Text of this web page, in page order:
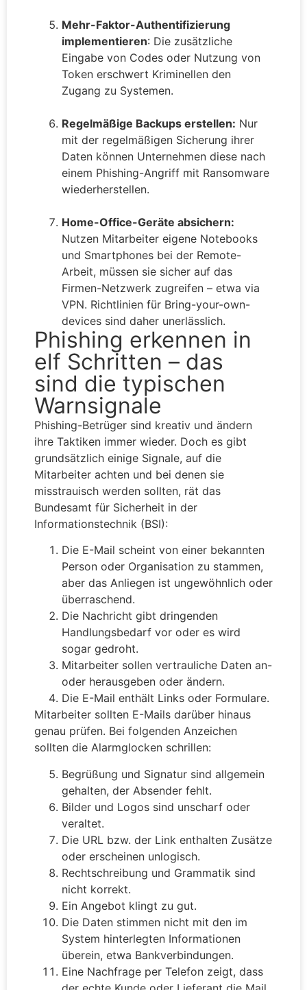
Mehr-Faktor-Authentifizierung
implementieren: Die zusätzliche
Eingabe von Codes oder Nutzung von
Token erschwert Kriminellen den
Zugang zu Systemen.
Regelmäßige Backups erstellen: Nur
mit der regelmäßigen Sicherung ihrer
Daten können Unternehmen diese nach
einem Phishing-Angriff mit Ransomware
wiederherstellen.
Home-Office-Geräte absichern:
Nutzen Mitarbeiter eigene Notebooks
und Smartphones bei der Remote-
Arbeit, müssen sie sicher auf das
Firmen-Netzwerk zugreifen – etwa via
VPN. Richtlinien für Bring-your-own-
devices sind daher unerlässlich.
Phishing erkennen in
elf Schritten – das
sind die typischen
Warnsignale
Phishing-Betrüger sind kreativ und ändern
ihre Taktiken immer wieder. Doch es gibt
grundsätzlich einige Signale, auf die
Mitarbeiter achten und bei denen sie
misstrauisch werden sollten, rät das
Bundesamt für Sicherheit in der
Informationstechnik (BSI):
Die E-Mail scheint von einer bekannten
Person oder Organisation zu stammen,
aber das Anliegen ist ungewöhnlich oder
überraschend.
Die Nachricht gibt dringenden
Handlungsbedarf vor oder es wird
sogar gedroht.
Mitarbeiter sollen vertrauliche Daten an-
oder herausgeben oder ändern.
Die E-Mail enthält Links oder Formulare.
Mitarbeiter sollten E-Mails darüber hinaus
genau prüfen. Bei folgenden Anzeichen
sollten die Alarmglocken schrillen:
Begrüßung und Signatur sind allgemein
gehalten, der Absender fehlt.
Bilder und Logos sind unscharf oder
veraltet.
Die URL bzw. der Link enthalten Zusätze
oder erscheinen unlogisch.
Rechtschreibung und Grammatik sind
nicht korrekt.
Ein Angebot klingt zu gut.
Die Daten stimmen nicht mit den im
System hinterlegten Informationen
überein, etwa Bankverbindungen.
Eine Nachfrage per Telefon zeigt, dass